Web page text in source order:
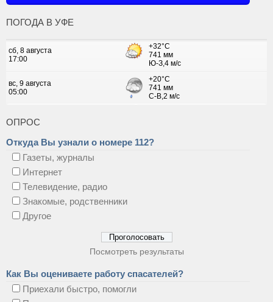
ПОГОДА В УФЕ
ОПРОС
Откуда Вы узнали о номере 112?
Газеты, журналы
Интернет
Телевидение, радио
Знакомые, родственники
Другое
Посмотреть результаты
Как Вы оцениваете работу спасателей?
Приехали быстро, помогли